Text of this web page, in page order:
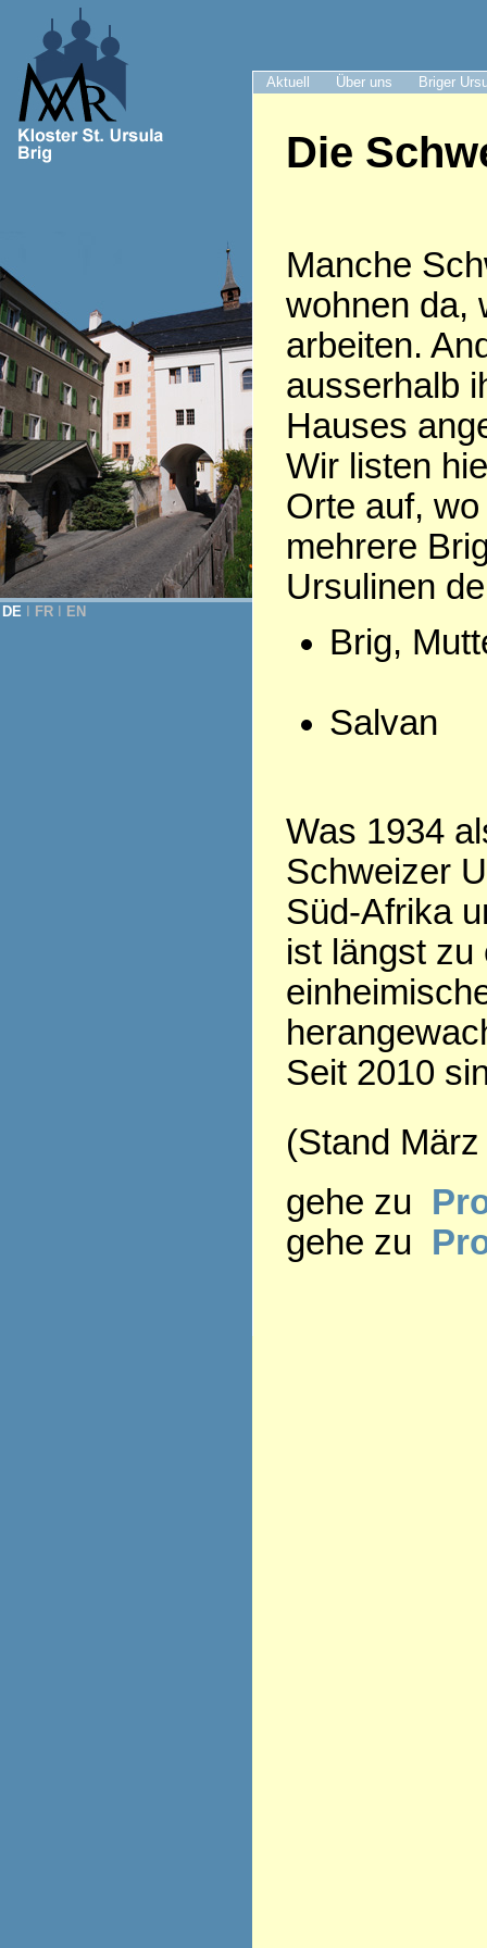
Aktuell Über uns Briger
DE FR EN
Die
Manche
wohnen da,
arbeiten.
ausserhalb
Hauses
Wir listen
Orte auf,
mehrere
Ursulinen
Brig,
Salvan
Was 1934
Schweizer
Süd-Afrika
ist längst zu
Seit 2010
(Stand
gehe zu
gehe zu